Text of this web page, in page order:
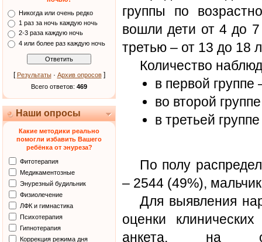
Никогда или очень редко
1 раз за ночь каждую ночь
2-3 раза каждую ночь
4 или более раз каждую ночь
[ Результаты· Архив опросов]
Всего ответов: 469
Наши опросы
Какие методики реально
помогли избавить Вашего
ребёнка от энуреза?
Фитотерапия
Медикаментозные
Энурезный будильник
Физиолечение
ЛФК и гимнастика
Психотерапия
Гипнотерапия
Коррекция режима дня
группы по
вошли дети от 4 до
третью – от 13 до 18
Количество
в первой
во второй
в третьей
По полу
– 2544 (49%),
Для выявления
оценки
анкета, на